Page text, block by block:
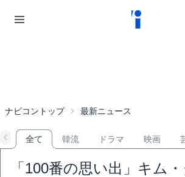
ナビコントップ 最新ニュース
全て 韓流 ドラマ 映画
「100番の思い出」キム